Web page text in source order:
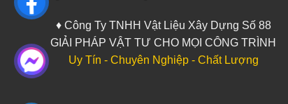
♦ Công Ty TNHH Vật Liệu Xây Dựng Số 88
GIẢI PHÁP VẬT TƯ CHO MỌI CÔNG TRÌNH
Uy Tín - Chuyên Nghiệp - Chất Lượng